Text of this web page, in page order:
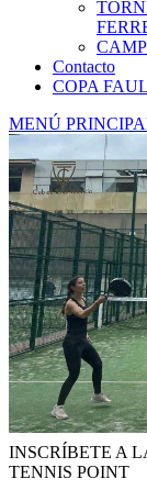
Contacto
COPA
MENÚ
INSCRÍBETE A
TENNIS POINT